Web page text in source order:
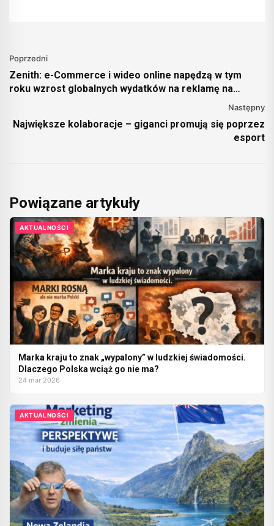
Poprzedni
Zenith: e-Commerce i wideo online napędzą w tym
roku wzrost globalnych wydatków na reklamę na
Następny
Największe kolaboracje – giganci promują się poprzez
esport
Powiązane artykuły
AKTUALNOŚCI
Marka kraju to znak „wypalony” w ludzkiej świadomości.
Dlaczego Polska wciąż go nie ma?
24 mar 2026
AKTUALNOŚCI